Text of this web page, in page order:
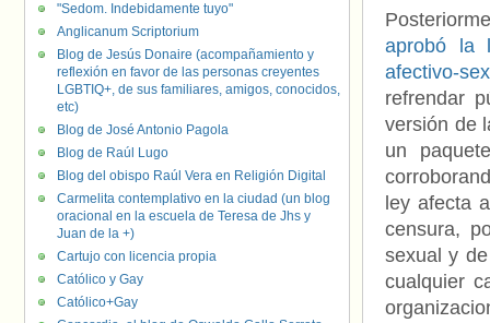
aprobó la
afectivo-
refrendar
versión de
un
ley afecta
censura,
sexual y
cualquier
"Sedom. Indebidamente tuyo"
Anglicanum Scriptorium
Blog de Jesús Donaire (acompañamiento y
reflexión en favor de las personas creyentes
LGBTIQ+, de sus familiares, amigos, conocidos,
etc)
Blog de José Antonio Pagola
Blog de Raúl Lugo
Blog del obispo Raúl Vera en Religión Digital
Carmelita contemplativo en la ciudad (un blog
oracional en la escuela de Teresa de Jhs y
Juan de la +)
Cartujo con licencia propia
Católico y Gay
Católico+Gay